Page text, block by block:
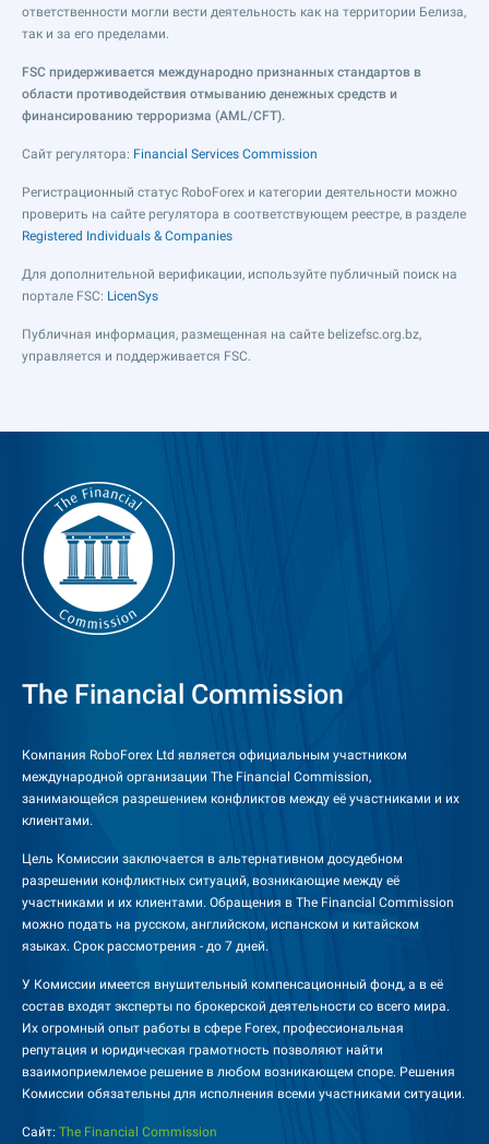
ответственности могли вести деятельность как на территории Белиза,
так и за его пределами.
FSC придерживается международно признанных стандартов в
области противодействия отмыванию денежных средств и
финансированию терроризма (AML/CFT).
Сайт регулятора: Financial Services Commission
Регистрационный статус RoboForex и категории деятельности можно
проверить на сайте регулятора в соответствующем реестре, в разделе
Registered Individuals & Companies
Для дополнительной верификации, используйте публичный поиск на
портале FSC: LicenSys
Публичная информация, размещенная на сайте belizefsc.org.bz,
управляется и поддерживается FSC.
The Financial Commission
Компания RoboForex Ltd является официальным участником
международной организации The Financial Commission,
занимающейся разрешением конфликтов между её участниками и их
клиентами.
Цель Комиссии заключается в альтернативном досудебном
разрешении конфликтных ситуаций, возникающие между её
участниками и их клиентами. Обращения в The Financial Commission
можно подать на русском, английском, испанском и китайском
языках. Срок рассмотрения - до 7 дней.
У Комиссии имеется внушительный компенсационный фонд, а в её
состав входят эксперты по брокерской деятельности со всего мира.
Их огромный опыт работы в сфере Forex, профессиональная
репутация и юридическая грамотность позволяют найти
взаимоприемлемое решение в любом возникающем споре. Решения
Комиссии обязательны для исполнения всеми участниками ситуации.
Сайт: The Financial Commission